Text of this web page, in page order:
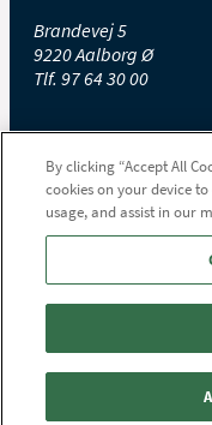
Brandevej 5
9220 Aalborg Ø
Tlf. 97 64 30 00
Universitetshospital,
Farsø
Højgårdsvej 11
Tlf.97 65 30 00
Aalborg
Universitetshospital,
By clicking “Accept All
cookies on your device
usage, and assist in our